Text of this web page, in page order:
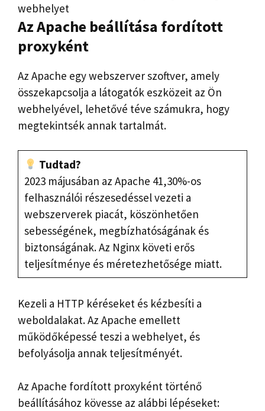
webhelyet
Az Apache beállítása fordított
proxyként
Az Apache egy webszerver szoftver, amely
összekapcsolja a látogatók eszközeit az Ön
webhelyével, lehetővé téve számukra, hogy
megtekintsék annak tartalmát.
Tudtad?
2023 májusában az Apache 41,30%-os
felhasználói részesedéssel vezeti a
webszerverek piacát, köszönhetően
sebességének, megbízhatóságának és
biztonságának. Az Nginx követi erős
teljesítménye és méretezhetősége miatt.
Kezeli a HTTP kéréseket és kézbesíti a
weboldalakat. Az Apache emellett
működőképessé teszi a webhelyet, és
befolyásolja annak teljesítményét.
Az Apache fordított proxyként történő
beállításához kövesse az alábbi lépéseket: